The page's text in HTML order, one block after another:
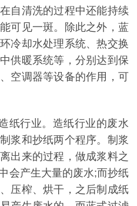
自清洗的过程中还能持续
可见一斑。除此之外，蓝
冷却水处理系统、热交换
供暖系统等，分别达到保
空调器等设备的作用，可
纸行业。造纸行业的废水
浆和抄纸两个程序。制浆
出来的过程，做成浆料之
会产生大量的废水;而抄纸
压榨、烘干，之后制成纸